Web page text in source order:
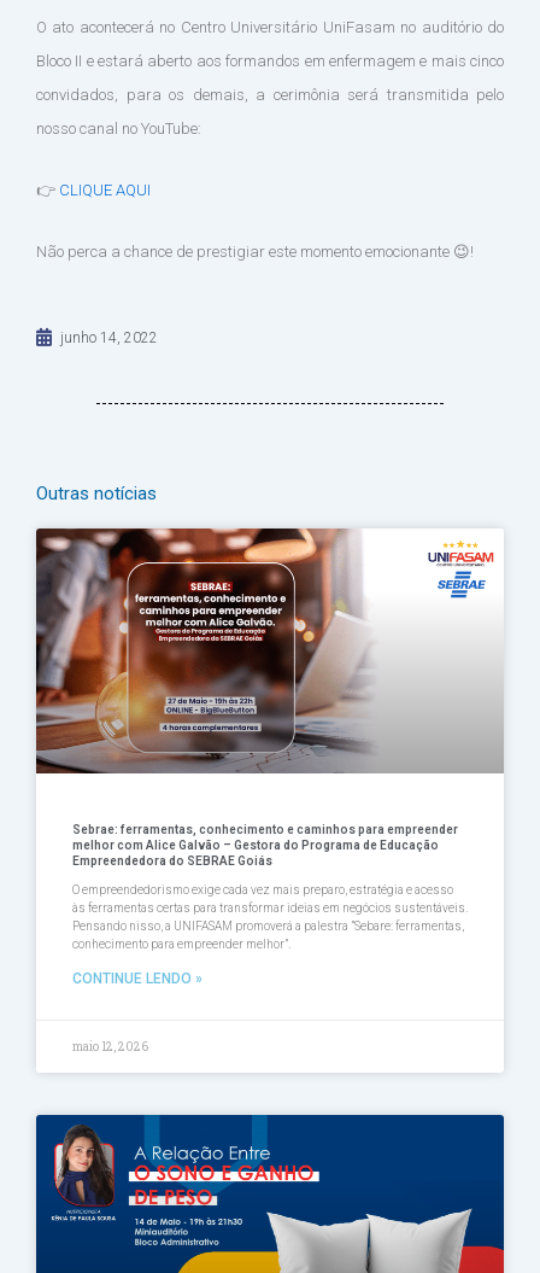
O ato acontecerá no Centro Universitário UniFasam no auditório do
Bloco II e estará aberto aos formandos em enfermagem e mais cinco
convidados, para os demais, a cerimônia será transmitida pelo
nosso canal no YouTube:
👉 CLIQUE AQUI
Não perca a chance de prestigiar este momento emocionante 😉!
junho 14, 2022
Outras notícias
Sebrae: ferramentas, conhecimento e caminhos para empreender
melhor com Alice Galvão – Gestora do Programa de Educação
Empreendedora do SEBRAE Goiás
O empreendedorismo exige cada vez mais preparo, estratégia e acesso
às ferramentas certas para transformar ideias em negócios sustentáveis.
Pensando nisso, a UNIFASAM promoverá a palestra ”Sebare: ferramentas,
conhecimento para empreender melhor”.
CONTINUE LENDO »
maio 12, 2026
PáginaPágina
PáginaPáginaPágina